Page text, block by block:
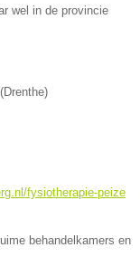
wel in de provincie
(Drenthe)
fysiotherapie-peize
behandelkamers en